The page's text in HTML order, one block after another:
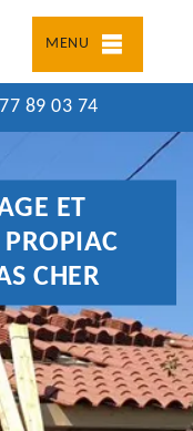
MENU
89 03 74
ET
CHER